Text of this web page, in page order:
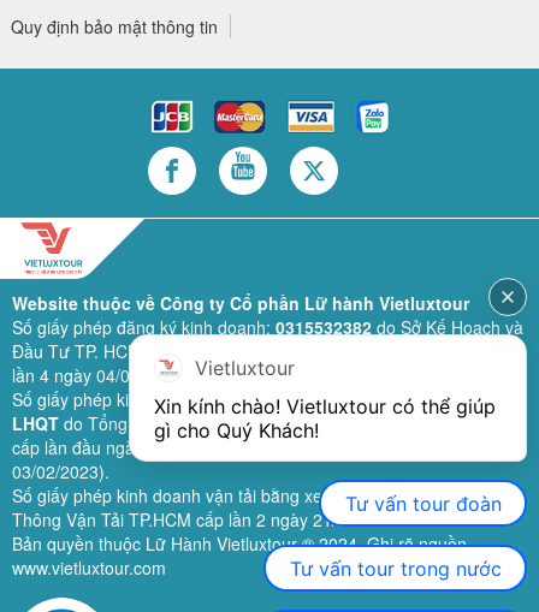
Quy định bảo mật thông tin
Website thuộc về Công ty Cổ phần Lữ hành Vietluxtour
Số giấy phép đăng ký kinh doanh: 0315532382do Sở Kế Hoạch và
Đầu Tư TP. HCM cấp lần đầu ngày 28/02/2019 (sửa đổi bổ sung
lần 4 ngày 04/06/2024).
Số giấy phép kinh doanh lữ hành quốc tế:79-1111/2019/TCDL-GP
LHQTdo Tổng Cục Du Lịch (nay là Cục Du lịch quốc gia Việt Nam)
cấp lần đầu ngày 26/09/2019 (sửa đổi, bổ sung lần 3 ngày
03/02/2023).
Số giấy phép kinh doanh vận tải bằng xe ô tô:11924do Sở Giao
Thông Vận Tải TP.HCM cấp lần 2 ngày 21/02/2023.
Bản quyền thuộc Lữ Hành Vietluxtour ® 2024. Ghi rõ nguồn
www.vietluxtour.com
Vietluxtour
Xin kính chào! Vietluxtour có thể giúp
gì cho Quý Khách!
Tư vấn tour đoàn
Tư vấn tour trong nước